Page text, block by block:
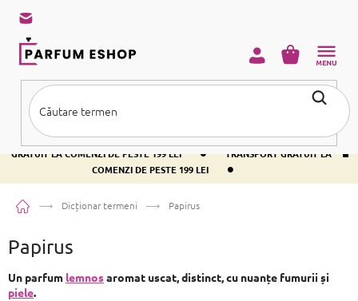
conținut
TRANSPORT GRATUIT LA COMENZI DE PESTE 199 LEI •
TRANSPORT
GRATUIT LA COMENZI DE PESTE 199 LEI
•
TRANSPORT GRATUIT LA
COMENZI DE PESTE 199 LEI
•
COŞ
Acasă Dicționar termeni Papirus
Papirus
Un parfum lemnosaromat uscat, distinct, cu nuanțe fumurii și
piele.